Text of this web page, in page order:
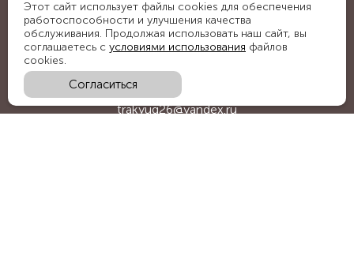
Ставропольский край, с. Надежда,
ул. Промышленная, 1Б
trakyug26@yandex.ru
Этот сайт использует файлы cookies для обеспечения
работоспособности и улучшения качества
обслуживания. Продолжая использовать наш сайт, вы
соглашаетесь с условиями использования файлов
cookies.
Согласиться